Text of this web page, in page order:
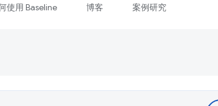
使用 Baseline 博客 案例研究